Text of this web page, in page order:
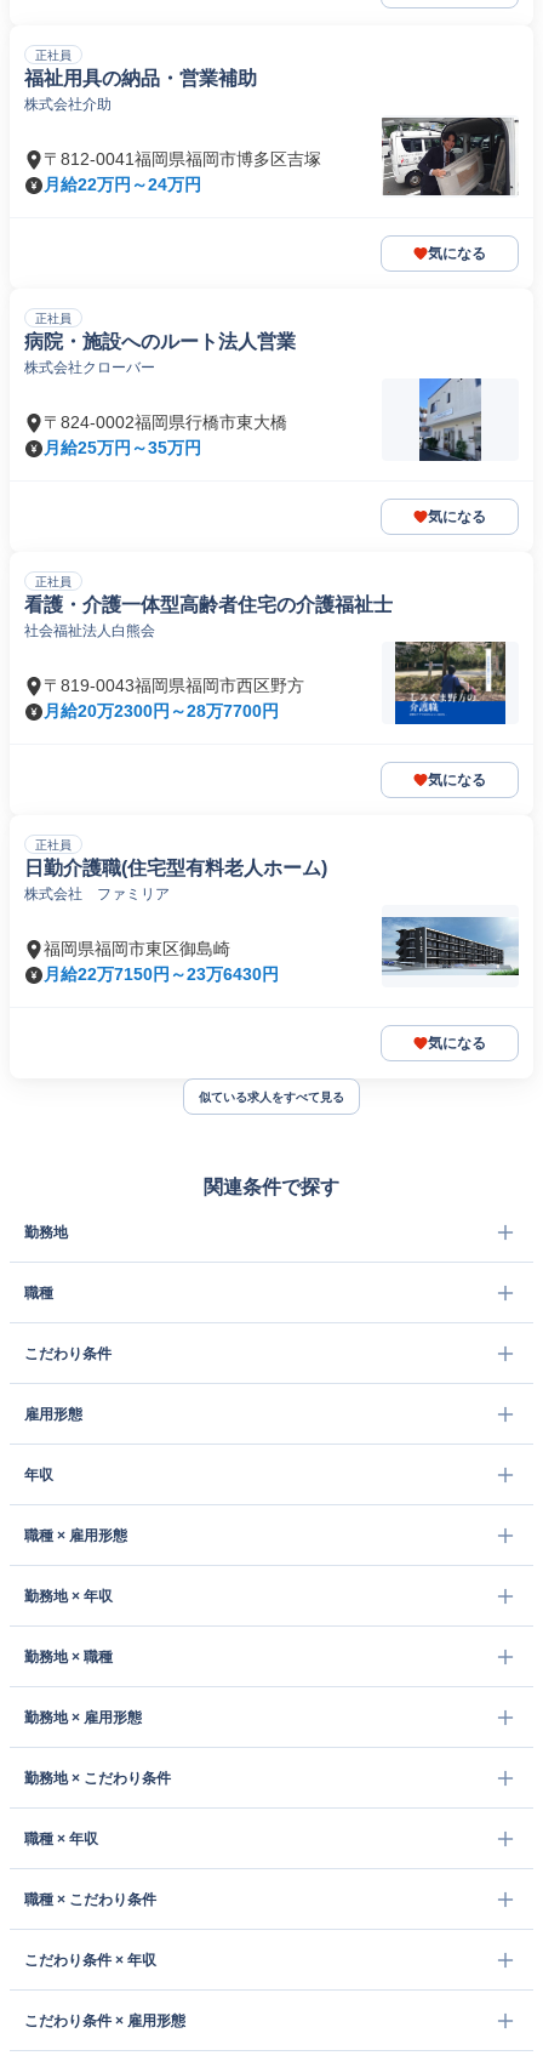
正社員
福祉用具の納品・営業補助
株式会社介助
〒812-0041福岡県福岡市博多区吉塚
月給22万円～24万円
気になる
正社員
病院・施設へのルート法人営業
株式会社クローバー
〒824-0002福岡県行橋市東大橋
月給25万円～35万円
気になる
正社員
看護・介護一体型高齢者住宅の介護福祉士
社会福祉法人白熊会
〒819-0043福岡県福岡市西区野方
月給20万2300円～28万7700円
気になる
正社員
日勤介護職(住宅型有料老人ホーム)
株式会社 ファミリア
福岡県福岡市東区御島崎
月給22万7150円～23万6430円
気になる
似ている求人をすべて見る
関連条件で探す
勤務地
職種
こだわり条件
雇用形態
年収
職種 × 雇用形態
勤務地 × 年収
勤務地 × 職種
勤務地 × 雇用形態
勤務地 × こだわり条件
職種 × 年収
職種 × こだわり条件
こだわり条件 × 年収
こだわり条件 × 雇用形態